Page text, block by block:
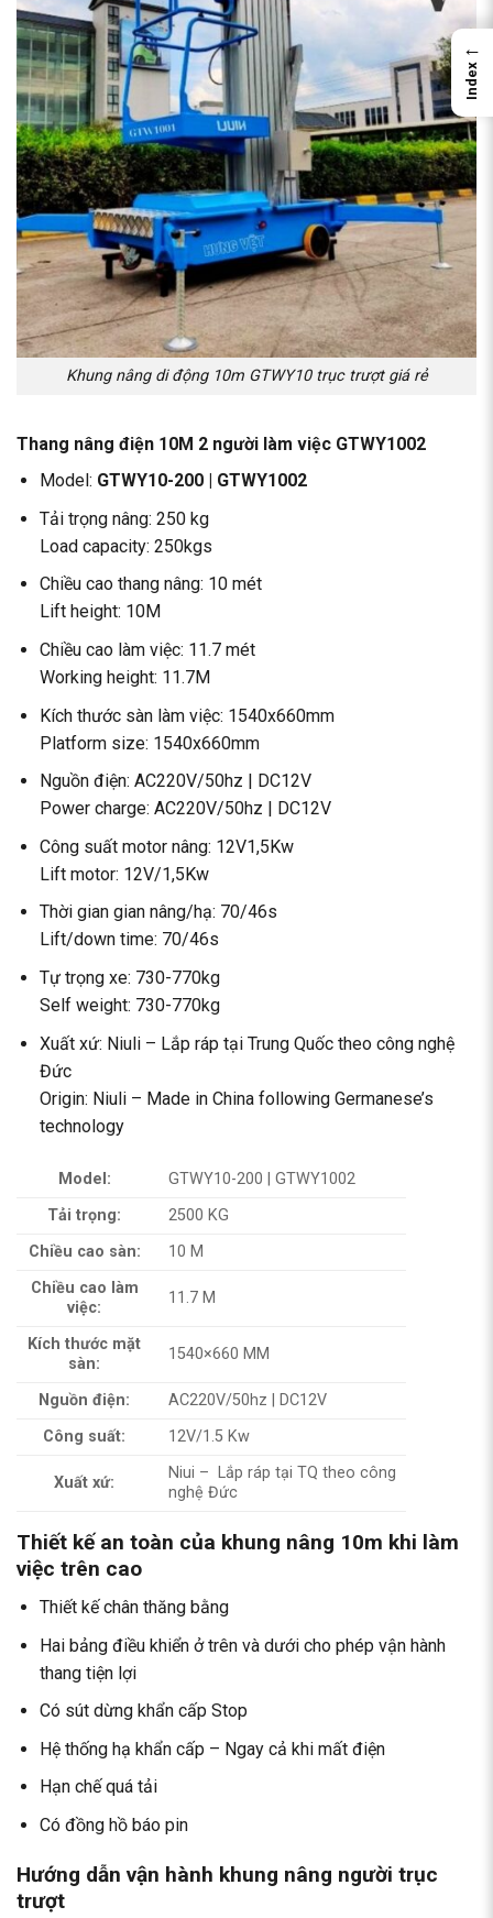
Khung nâng di động 10m GTWY10 trục trượt giá rẻ
Thang nâng điện 10M 2 người làm việc GTWY1002
Model: GTWY10-200 | GTWY1002
Tải trọng nâng: 250 kg
Load capacity: 250kgs
Chiều cao thang nâng: 10 mét
Lift height: 10M
Chiều cao làm việc: 11.7 mét
Working height: 11.7M
Kích thước sàn làm việc: 1540x660mm
Platform size: 1540x660mm
Nguồn điện: AC220V/50hz | DC12V
Power charge: AC220V/50hz | DC12V
Công suất motor nâng: 12V1,5Kw
Lift motor: 12V/1,5Kw
Thời gian gian nâng/hạ: 70/46s
Lift/down time: 70/46s
Tự trọng xe: 730-770kg
Self weight: 730-770kg
Xuất xứ: Niuli – Lắp ráp tại Trung Quốc theo công nghệ
Đức
Origin: Niuli – Made in China following Germanese’s
technology
Model:
GTWY10-200 | GTWY1002
Tải trọng:
2500 KG
Chiều cao sàn:
10 M
Chiều cao làm
việc:
11.7 M
Kích thước mặt
sàn:
1540×660 MM
Nguồn điện:
AC220V/50hz | DC12V
Công suất:
12V/1.5 Kw
Xuất xứ:
Niui – Lắp ráp tại TQ theo công
nghệ Đức
Thiết kế an toàn của khung nâng 10m khi làm
việc trên cao
Thiết kế chân thăng bằng
Hai bảng điều khiển ở trên và dưới cho phép vận hành
thang tiện lợi
Có sút dừng khẩn cấp Stop
Hệ thống hạ khẩn cấp – Ngay cả khi mất điện
Hạn chế quá tải
Có đồng hồ báo pin
Hướng dẫn vận hành khung nâng người trục
trượt
←
Index